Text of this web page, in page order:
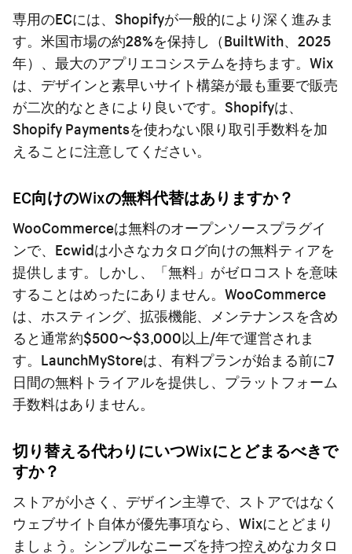
専用のECには、Shopifyが一般的により深く進みま
す。米国市場の約28%を保持し（BuiltWith、2025
年）、最大のアプリエコシステムを持ちます。Wix
は、デザインと素早いサイト構築が最も重要で販売
が二次的なときにより良いです。Shopifyは、
Shopify Paymentsを使わない限り取引手数料を加
えることに注意してください。
EC向けのWixの無料代替はありますか？
WooCommerceは無料のオープンソースプラグイ
ンで、Ecwidは小さなカタログ向けの無料ティアを
提供します。しかし、「無料」がゼロコストを意味
することはめったにありません。WooCommerce
は、ホスティング、拡張機能、メンテナンスを含め
ると通常約$500〜$3,000以上/年で運営されま
す。LaunchMyStoreは、有料プランが始まる前に7
日間の無料トライアルを提供し、プラットフォーム
手数料はありません。
切り替える代わりにいつWixにとどまるべきで
すか？
ストアが小さく、デザイン主導で、ストアではなく
ウェブサイト自体が優先事項なら、Wixにとどまり
ましょう。シンプルなニーズを持つ控えめなカタロ